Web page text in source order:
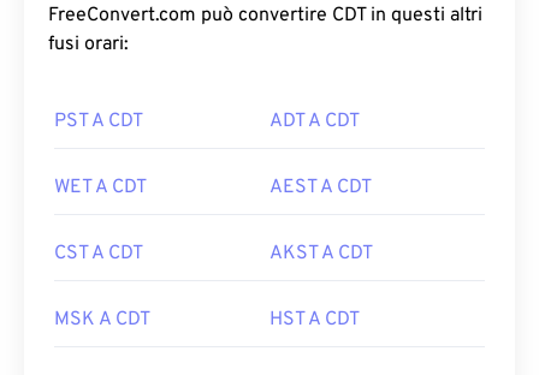
FreeConvert.com può convertire CDT in questi altri
fusi orari:
PST A CDT ADT A CDT
WET A CDT AEST A CDT
CST A CDT AKST A CDT
MSK A CDT HST A CDT